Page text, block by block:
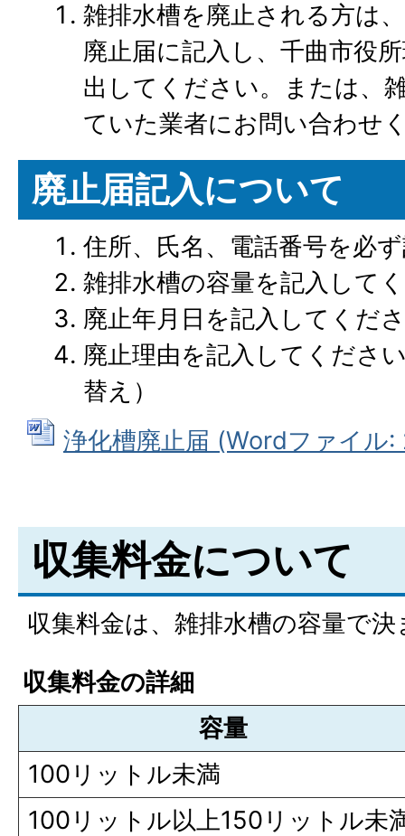
雑排水槽を廃止される方は
廃止届に記入し、千曲市役
出してください。または、
ていた業者にお問い合わせ
廃止届記入について
住所、氏名、電話番号を必
雑排水槽の容量を記入して
廃止年月日を記入してくだ
廃止理由を記入してくださ
替え）
浄化槽廃止届 (Wordファイル:
収集料金について
収集料金は、雑排水槽の容量で
収集料金の詳細
容量
100リットル未満
100リットル以上150リットル未